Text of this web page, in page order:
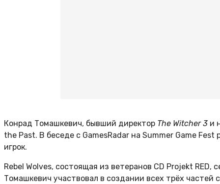
Конрад Томашкевич, бывший директор The Witcher 3 и
the Past. В беседе с GamesRadar на Summer Game
игрок.
Rebel Wolves, состоящая из ветеранов CD Projekt
Томашкевич участвовал в создании всех трёх